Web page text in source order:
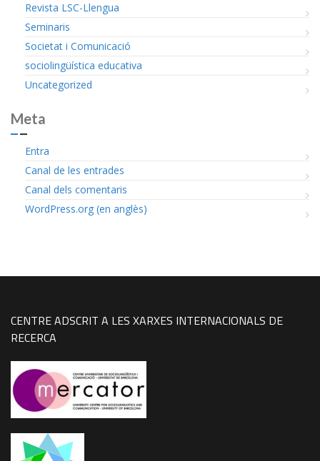
Revista LSC-Llengua
Seminaris
Societat i Comunicació
sociolingüística educativa
Uncategorized
Meta
Entra
Canal de les entrades
Canal dels comentaris
WordPress.org (en anglès)
CENTRE ADSCRIT A LES XARXES INTERNACIONALS DE
RECERCA